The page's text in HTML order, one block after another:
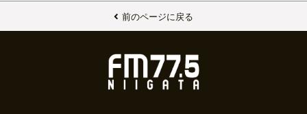
前のページに戻る